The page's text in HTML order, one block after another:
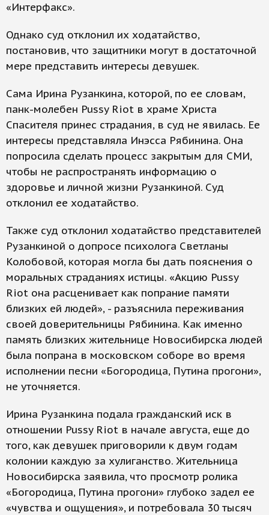
«Интерфакс».
Однако суд отклонил их ходатайство,
постановив, что защитники могут в достаточной
мере представить интересы девушек.
Сама Ирина Рузанкина, которой, по ее словам,
панк-молебен Pussy Riot в храме Христа
Спасителя принес страдания, в суд не явилась. Ее
интересы представляла Инэсса Рябинина. Она
попросила сделать процесс закрытым для СМИ,
чтобы не распространять информацию о
здоровье и личной жизни Рузанкиной. Суд
отклонил ее ходатайство.
Также суд отклонил ходатайство представителей
Рузанкиной о допросе психолога Светланы
Колобовой, которая могла бы дать пояснения о
моральных страданиях истицы. «Акцию Pussy
Riot она расценивает как попрание памяти
близких ей людей», - разъяснила переживания
своей доверительницы Рябинина. Как именно
память близких жительнице Новосибирска людей
была попрана в московском соборе во время
исполнении песни «Богородица, Путина прогони»,
не уточняется.
Ирина Рузанкина подала гражданский иск в
отношении Pussy Riot в начале августа, еще до
того, как девушек приговорили к двум годам
колонии каждую за хулиганство. Жительница
Новосибирска заявила, что просмотр ролика
«Богородица, Путина прогони» глубоко задел ее
«чувства и ощущения», и потребовала 30 тысяч